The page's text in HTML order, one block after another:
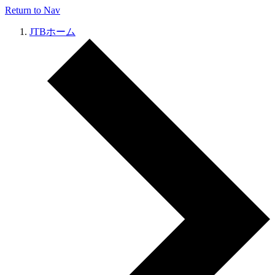
Return to Nav
JTBホーム